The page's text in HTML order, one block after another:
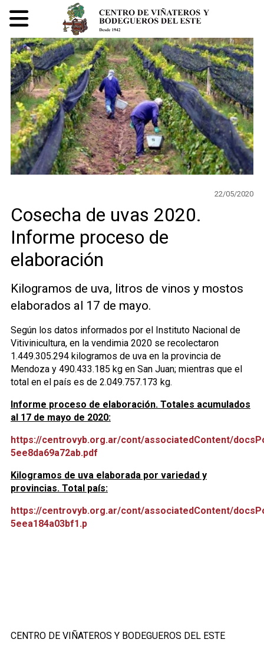
22/05/2020
Cosecha de uvas 2020.
Informe proceso de
elaboración
Kilogramos de uva, litros de vinos y mostos
elaborados al 17 de mayo.
Según los datos informados por el Instituto Nacional de
Vitivinicultura, en la vendimia 2020 se recolectaron
1.449.305.294 kilogramos de uva en la provincia de
Mendoza y 490.433.185 kg en San Juan; mientras que el
total en el país es de 2.049.757.173 kg.
Informe proceso de elaboración. Totales acumulados
al 17 de mayo de 2020:
https://centrovyb.org.ar/cont/associatedContent/
5ee8da69a72ab.pdf
Kilogramos de uva elaborada por variedad y
provincias. Total país:
https://centrovyb.org.ar/cont/associatedContent/
5eea184a03bf1.p
CENTRO DE VIÑATEROS Y BODEGUEROS DEL ESTE